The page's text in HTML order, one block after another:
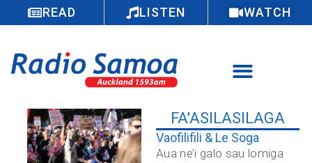
READ LISTEN WATCH
FA'ASILASILAGA
Vaofilifili & Le Soga
Aua ne’i galo sau lomiga